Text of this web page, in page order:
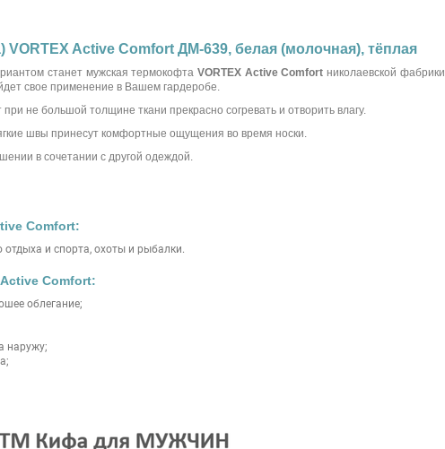
Active Comfort ДМ-639, белая (молочная), тёплая
станет мужская термокофтаVORTEX Active Comfort николаевской фабрики
свое применение в Вашем гардеробе.
не большой толщине ткани прекрасно согревать и отворить влагу.
швы принесут комфортные ощущения во время носки.
в сочетании с другой одеждой.
Comfort:
отдыха и спорта, охоты и рыбалки.
Comfort:
облегание;
наружу;